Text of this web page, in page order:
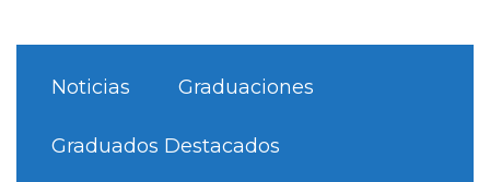
Noticias Graduaciones
Graduados Destacados